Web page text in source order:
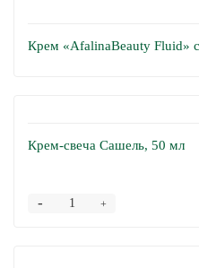
Крем «AfalinaBeauty Fluid»
Крем-свеча Сашель, 50 мл
+
-